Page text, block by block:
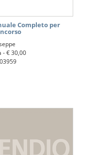
Completo per
-€ 30,00